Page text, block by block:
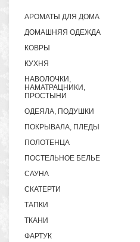
АРОМАТЫ ДЛЯ ДОМА
ДОМАШНЯЯ ОДЕЖДА
КОВРЫ
КУХНЯ
НАВОЛОЧКИ,
НАМАТРАЦНИКИ,
ПРОСТЫНИ
ОДЕЯЛА, ПОДУШКИ
ПОКРЫВАЛА, ПЛЕДЫ
ПОЛОТЕНЦА
ПОСТЕЛЬНОЕ БЕЛЬЕ
САУНА
СКАТЕРТИ
ТАПКИ
ТКАНИ
ФАРТУК